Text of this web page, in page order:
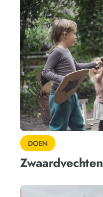
DOEN
Zwaardvechten